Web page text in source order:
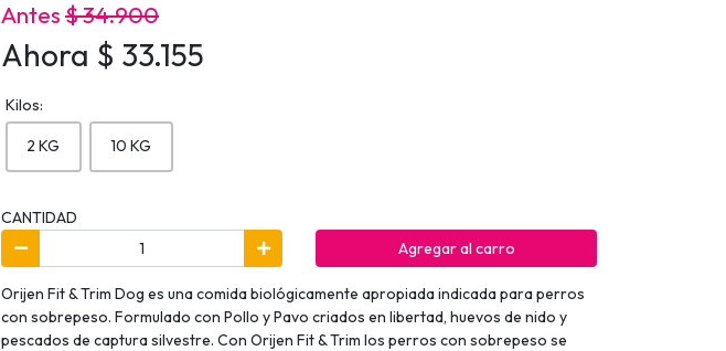
Antes$ 34.900
Ahora $ 33.155
Kilos:
2 KG 10 KG
CANTIDAD
Agregar al carro
Orijen Fit & Trim Dog es una comida biológicamente apropiada indicada para perros
con sobrepeso. Formulado con Pollo y Pavo criados en libertad, huevos de nido y
pescados de captura silvestre. Con Orijen Fit & Trim los perros con sobrepeso se